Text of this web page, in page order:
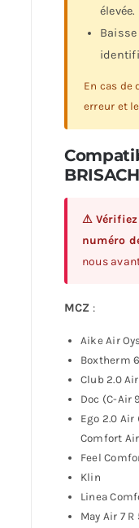
élevée.
En cas de
erreur et
BRISACH
⚠ Vérifiez
numéro
nous
MCZ :
Aike Air
Boxtherm
Club 2.0
Doc (C-Air
Ego 2.0 Air
Comfort Air
Feel
Klin
Linea
May Air 7 R